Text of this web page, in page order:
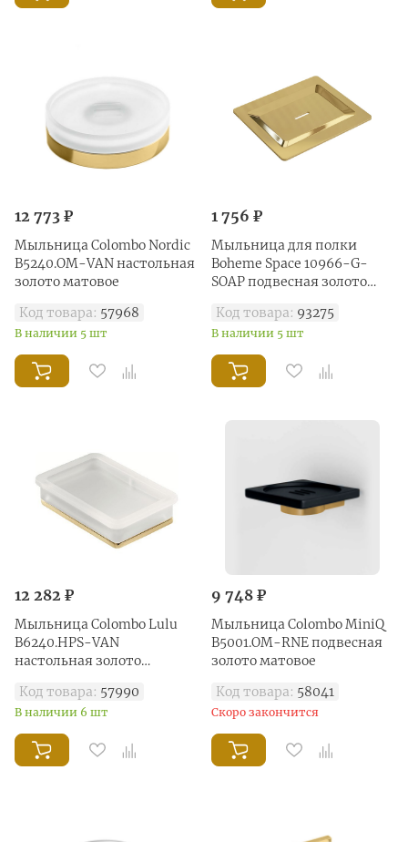
12 773 ₽
Мыльница Colombo Nordic
B5240.OM-VAN настольная
золото матовое
Код товара: 57968
В наличии 5 шт
1 756 ₽
Мыльница для полки
Boheme Space 10966-G-
SOAP подвесная золото
Код товара: 93275
В наличии 5 шт
12 282 ₽
Мыльница Colombo Lulu
B6240.HPS-VAN
настольная золото
Код товара: 57990
В наличии 6 шт
9 748 ₽
Мыльница Colombo MiniQ
B5001.OM-RNE подвесная
золото матовое
Код товара: 58041
Скоро закончится